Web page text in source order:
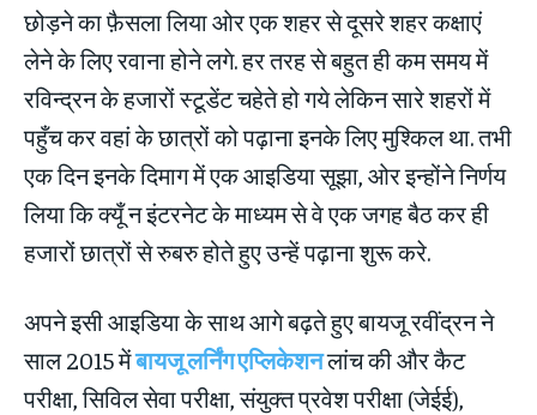
छोड़ने का फ़ैसला लिया ओर एक शहर से दूसरे शहर कक्षाएं
लेने के लिए रवाना होने लगे. हर तरह से बहुत ही कम समय में
रविन्द्रन के हजारों स्टूडेंट चहेते हो गये लेकिन सारे शहरों में
पहुँच कर वहां के छात्रों को पढ़ाना इनके लिए मुश्किल था. तभी
एक दिन इनके दिमाग में एक आइडिया सूझा, ओर इन्होंने निर्णय
लिया कि क्यूँ न इंटरनेट के माध्यम से वे एक जगह बैठ कर ही
हजारों छात्रों से रुबरु होते हुए उन्हें पढ़ाना शुरू करे.
अपने इसी आइडिया के साथ आगे बढ़ते हुए बायजू रवींद्रन ने
साल 2015 मेंबायजू लर्निंग एप्लिकेशनलांच की और कैट
परीक्षा, सिविल सेवा परीक्षा, संयुक्त प्रवेश परीक्षा (जेईई),